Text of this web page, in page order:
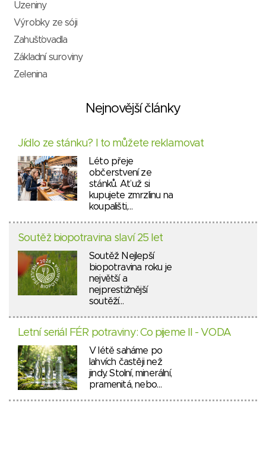
Uzeniny
Výrobky ze sóji
Zahušťovadla
Základní suroviny
Zelenina
Nejnovější články
Jídlo ze stánku? I to můžete reklamovat
Léto přeje
občerstvení ze
stánků. Ať už si
kupujete zmrzlinu na
koupališti,…
Soutěž biopotravina slaví 25 let
Soutěž Nejlepší
biopotravina roku je
největší a
nejprestižnější
soutěží…
Letní seriál FÉR potraviny: Co pijeme II - VODA
V létě saháme po
lahvích častěji než
jindy. Stolní, minerální,
pramenitá, nebo…